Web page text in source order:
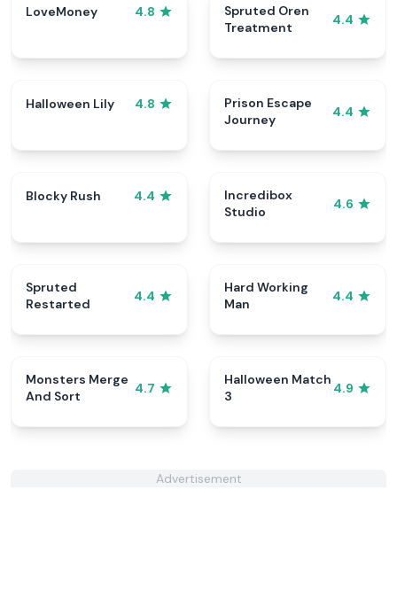
LoveMoney 4.8
Spruted Oren
Treatment
4.4
Halloween Lily 4.8
Prison Escape
Journey
4.4
Blocky Rush 4.4
Incredibox
Studio
4.6
Spruted
Restarted
4.4
Hard Working
Man
4.4
Monsters Merge
And Sort
4.7
Halloween Match
3
4.9
Advertisement